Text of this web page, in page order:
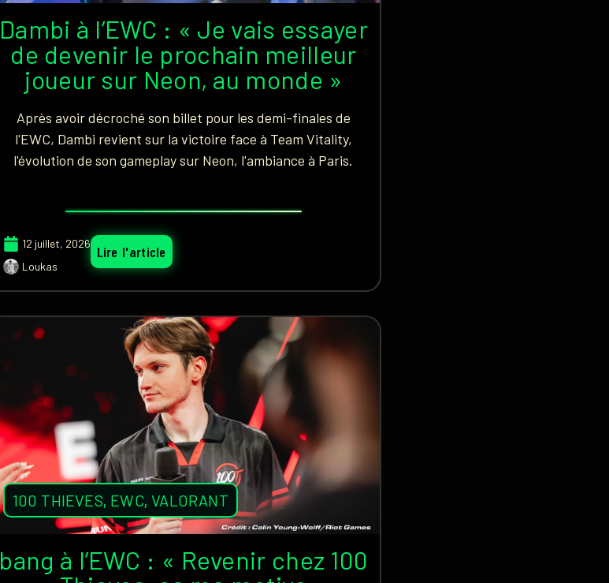
Dambi à l’EWC : « Je vais essayer
de devenir le prochain meilleur
joueur sur Neon, au monde »
Après avoir décroché son billet pour les demi-finales de
l'EWC, Dambi revient sur la victoire face à Team Vitality,
l'évolution de son gameplay sur Neon, l'ambiance à Paris.
12 juillet, 2026
Loukas
Lire l'article
100 THIEVES, EWC,VALORANT
bang à l’EWC : « Revenir chez 100